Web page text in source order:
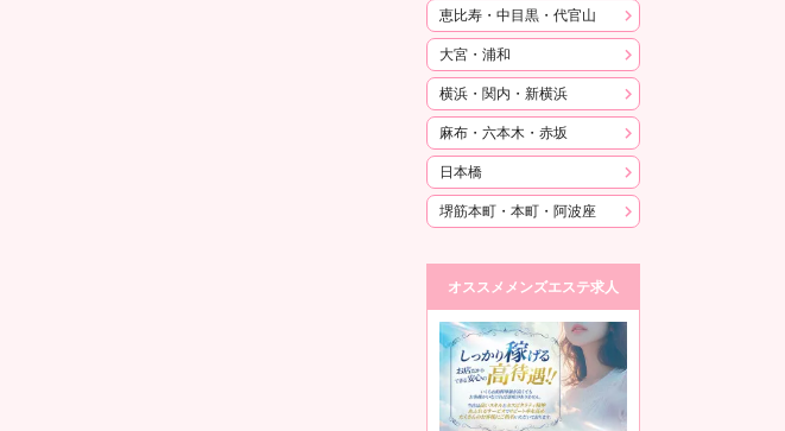
恵比寿・中目黒・代官山
大宮・浦和
横浜・関内・新横浜
麻布・六本木・赤坂
日本橋
堺筋本町・本町・阿波座
オススメメンズエステ求人